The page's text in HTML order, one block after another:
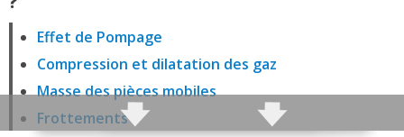
Effet de Pompage
Compression et dilatation des gaz
Masse des pièces mobiles
Frottements